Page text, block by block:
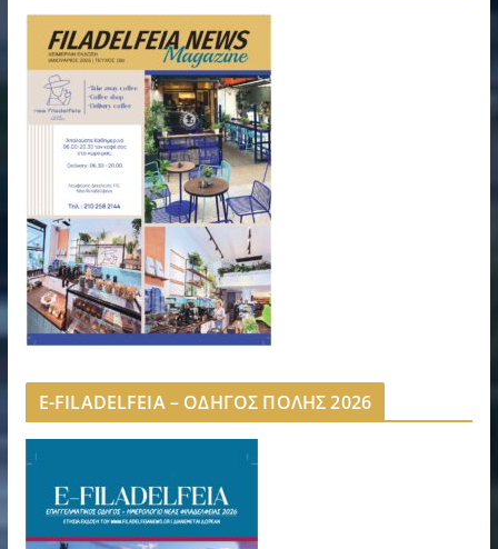
E-FILADELFEIA – ΟΔΗΓΟΣ ΠΟΛΗΣ 2026